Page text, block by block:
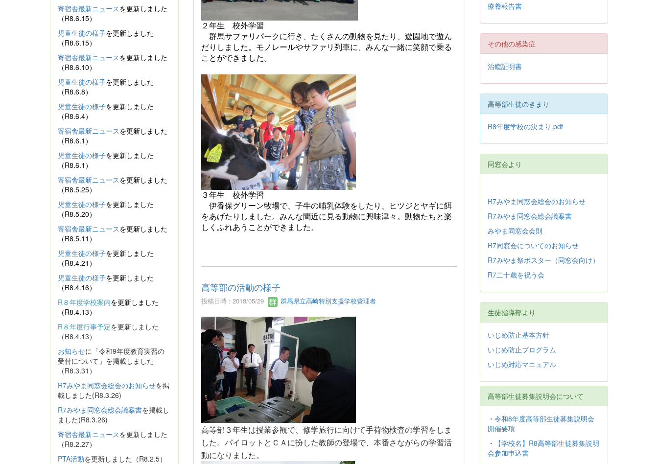
２年生 校外学習
群馬サファリパークに行き、たくさんの動物を見たり、遊園地で遊ん
だりしました。モノレールやサファリ列車に、みんな一緒に笑顔で乗る
ことができました。
３年生 校外学習
伊香保グリーン牧場で、子牛の哺乳体験をしたり、ヒツジとヤギに餌
をあげたりしました。みんな間近に見る動物に興味津々。動物たちと楽
しくふれあうことができました。
高等部の活動の様子
投稿日時 : 2018/05/29 群馬県立高崎特別支援学校管理者
高等部３年生は授業参観で、修学旅行に向けて手荷物検査の学習をしま
した。パイロットとＣＡに扮した教師の登場で、本番さながらの学習活
動になりました。
寄宿舎最新ニュースを更新しました
（R8.6.15）
児童生徒の様子を更新しました
（R8.6.15）
寄宿舎最新ニュースを更新しました
（R8.6.10）
児童生徒の様子を更新しました
（R8.6.8）
児童生徒の様子を更新しました
（R8.6.4）
寄宿舎最新ニュースを更新しました
（R8.6.1）
児童生徒の様子を更新しました
（R8.6.1）
寄宿舎最新ニュースを更新しました
（R8.5.25）
児童生徒の様子を更新しました
（R8.5.20）
寄宿舎最新ニュースを更新しました
（R8.5.11）
児童生徒の様子を更新しました
（R8.4.21）
児童生徒の様子を更新しました
（R8.4.16）
R８年度学校案内を更新しました
（R8.4.13）
R８年度行事予定を更新しました
（R8.4.13）
お知らせに「令和9年度教育実習の
受付について」を掲載しました
（R8.3.31）
R7みやま同窓会総会のお知らせを掲
載しました(R8.3.26)
R7みやま同窓会総会議案書を掲載し
ました(R8.3.26)
寄宿舎最新ニュースを更新しました
（R8.2.27）
PTA活動を更新しました（R8.2.5）
療養報告書
その他の感染症
治癒証明書
高等部生徒のきまり
R8年度学校の決まり.pdf
同窓会より
R7みやま同窓会総会のお知らせ
R7みやま同窓会総会議案書
みやま同窓会会則
R7同窓会についてのお知らせ
R7みやま祭ポスター（同窓会向け）
R7二十歳を祝う会
生徒指導部より
いじめ防止基本方針
いじめ防止プログラム
いじめ対応マニュアル
高等部生徒募集説明会について
・ 令和8年度高等部生徒募集説明会
開催要項
・
【学校名】R8高等部生徒募集説明
会参加申込書